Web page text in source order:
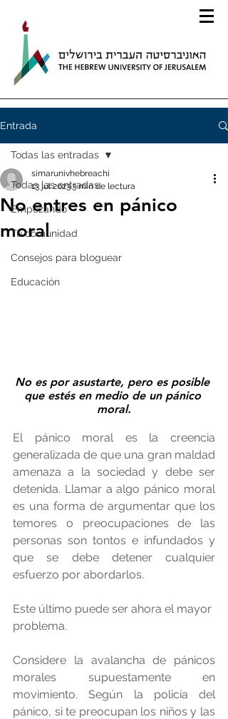
Entrada
Todas las entradas
Empezando
Tu comunidad
Consejos para bloguear
Educación
Todas las entradas
No entres en pánico
moral
simarunivhebreachi
13 jul 20233 min de lectura
No es por asustarte, pero es posible
que estés en medio de un pánico
moral.
El pánico moral es la creencia
generalizada de que una gran maldad
amenaza a la sociedad y debe ser
detenida. Llamar a algo pánico moral
es una forma de argumentar que los
temores o preocupaciones de las
personas son tontos e infundados y
que se debe detener cualquier
esfuerzo por abordarlos.
Este último puede ser ahora el mayor
problema.
Considere la avalancha de pánicos
morales supuestamente en
movimiento. Según la policía del
pánico, si te preocupan los niños y las